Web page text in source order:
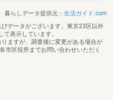
暮らしデータ提供元： 生活ガイド.com
データがございます。東京23区以外
表示しています。
ますが、調査後に変更がある場合が
市区役所までお問い合わせいただく